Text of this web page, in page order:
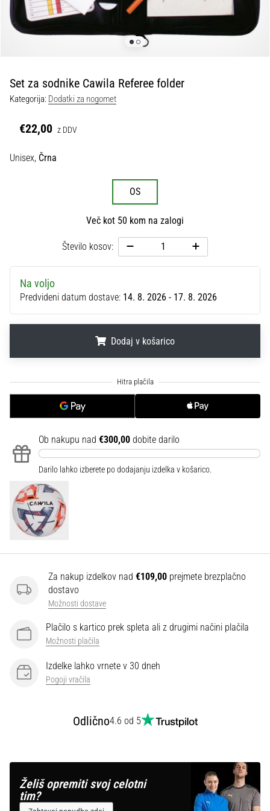
nogometni
čevlji
dotik
|
11teamsports
•
se
ženski
EURO
2025
dresi
kopačkami
znamk
PUMA.
Bodi
vsake
tekme,
gola
in…
vse
Set za sodnike Cawila Referee folder
Kategorija: Dodatki za nogomet
€22,00 z DDV
Unisex, Črna
OS
Več kot 50 kom na zalogi
Število kosov:
Na voljo
Predvideni datum dostave: 14. 8. 2026 - 17. 8. 2026
Dodaj v košarico
Ob nakupu nad €300,00 dobite darilo
Darilo lahko izberete po dodajanju izdelka v košarico.
Za nakup izdelkov nad €109,00 prejmete brezplačno
dostavo
Možnosti dostave
Plačilo s kartico prek spleta ali z drugimi načini plačila
Možnosti plačila
Izdelke lahko vrnete v 30 dneh
Pogoji vračila
Odlično4.6 od 5
Želiš opremiti svoj celotni
tim?